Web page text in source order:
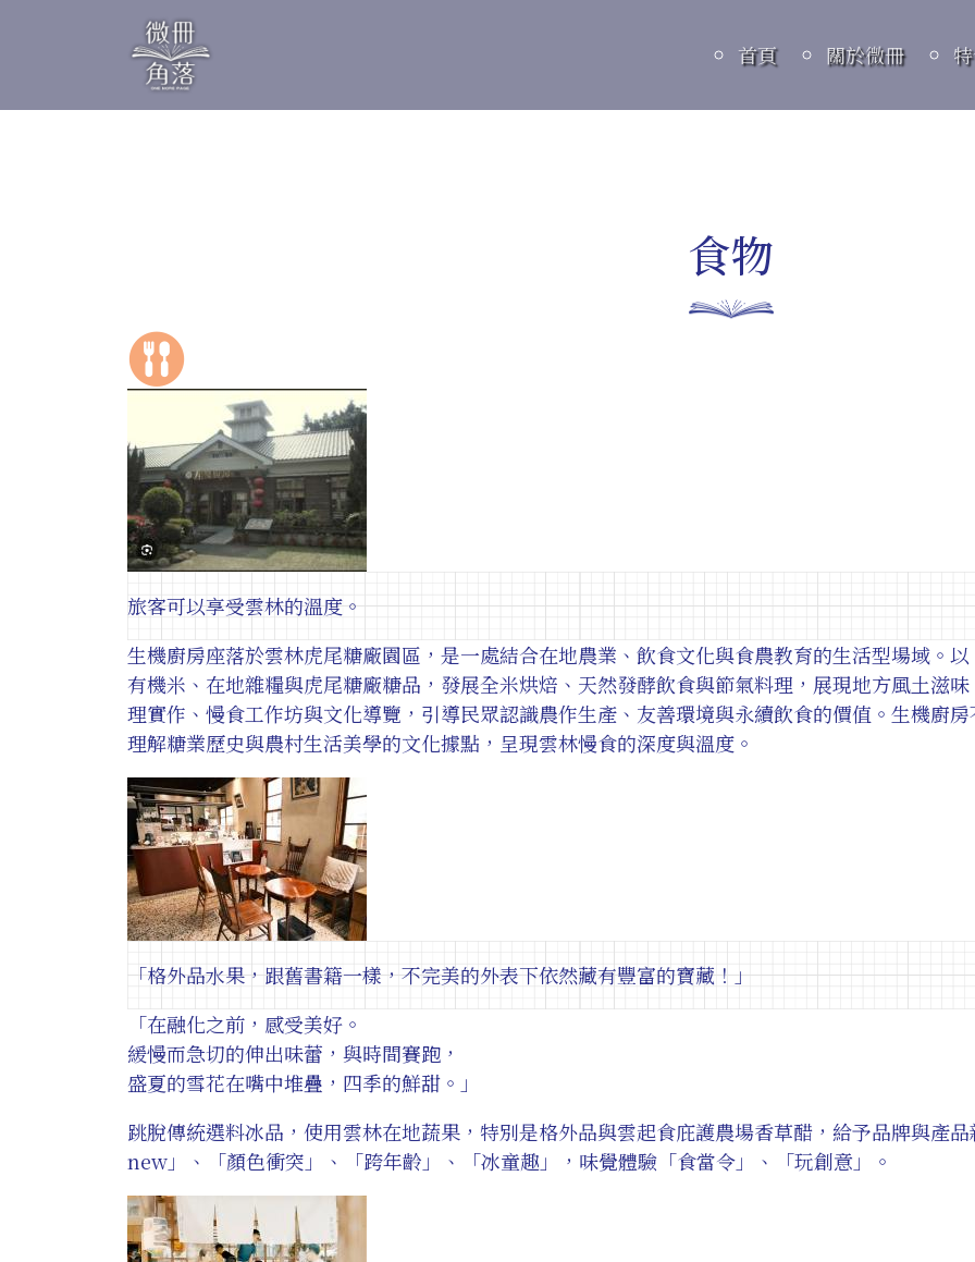
首頁 關於微冊
食物
旅客可以享受雲林的溫度。
生機廚房座落於雲林虎尾糖廠園區，是一處結合在地農業、飲食文化與食農教育的生活型場域。
有機米、在地雜糧與虎尾糖廠糖品，發展全米烘焙、天然發酵飲食與節氣料理，展現地方風土滋
理實作、慢食工作坊與文化導覽，引導民眾認識農作生產、友善環境與永續飲食的價值。生機廚
理解糖業歷史與農村生活美學的文化據點，呈現雲林慢食的深度與溫度。
「格外品水果，跟舊書籍一樣，不完美的外表下依然藏有豐富的寶藏！」
「在融化之前，感受美好。
緩慢而急切的伸出味蕾，與時間賽跑，
盛夏的雪花在嘴中堆疊，四季的鮮甜。」
跳脫傳統選料冰品，使用雲林在地蔬果，特別是格外品與雲起食庇護農場香草醋，給予品牌與產
new」、「顏色衝突」、「跨年齡」、「冰童趣」，味覺體驗「食當令」、「玩創意」。